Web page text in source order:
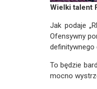
Wielki talent
Jak podaje
Ofensywny
definitywnego
To będzie
mocno